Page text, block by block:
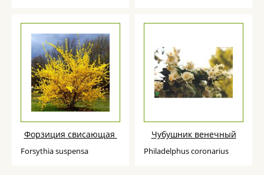
Форзиция свисающая
Forsythia suspensa
Чубушник венечный
Philadelphus coronarius